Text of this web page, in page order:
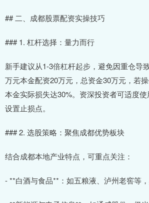
## 二、成都股票配资实操技巧
### 1. 杠杆选择：量力而行
新手建议从1-3倍杠杆起步，避免因重仓导
万元本金配资20万元，总资金30万元，若
本金实际损失达30%。资深投资者可适度
设置止损点。
### 2. 选股策略：聚焦成都优势板块
结合成都本地产业特点，可重点关注：
- **白酒与食品**：如五粮液、泸州老窖等